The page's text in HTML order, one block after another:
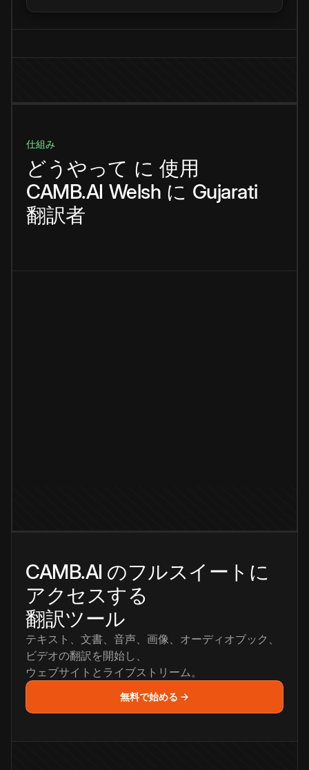
仕組み
どうやって に 使用
CAMB.AI Welsh に Gujarati
翻訳者
CAMB.AI のフルスイートに
アクセスする
翻訳ツール
テキスト、文書、音声、画像、オーディオブック、
ビデオの翻訳を開始し、
ウェブサイトとライブストリーム。
無料で始める →